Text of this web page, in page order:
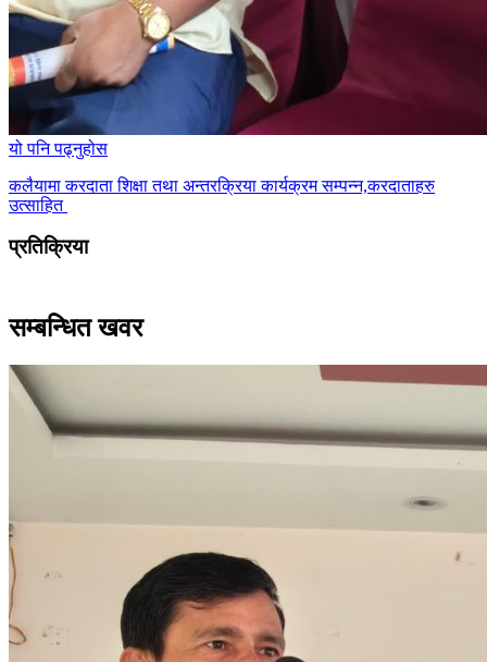
यो पनि पढ्नुहोस
कलैयामा करदाता शिक्षा तथा अन्तरक्रिया कार्यक्रम सम्पन्न,करदाताहरु
उत्साहित
प्रतिक्रिया
सम्बन्धित खवर